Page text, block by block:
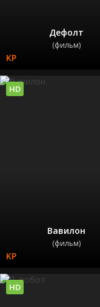
Дефолт
(фильм)
Вавилон
(фильм)
HD
HD